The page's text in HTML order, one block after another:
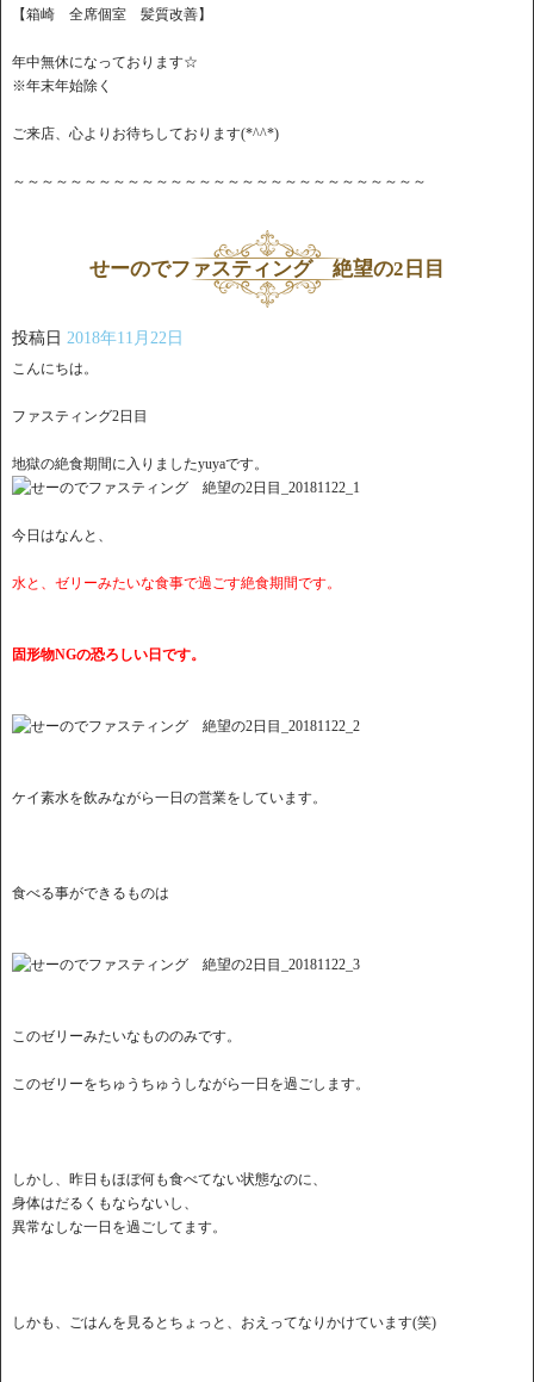
【箱崎 全席個室 髪質改善】
年中無休になっております☆
※年末年始除く
ご来店、心よりお待ちしております(*^^*)
～～～～～～～～～～～～～～～～～～～～～～～～～～～～～
せーのでファスティング 絶望の2日目
投稿日 2018年11月22日
こんにちは。
ファスティング2日目
地獄の絶食期間に入りましたyuyaです。
今日はなんと、
水と、ゼリーみたいな食事で過ごす絶食期間です。
固形物NGの恐ろしい日です。
ケイ素水を飲みながら一日の営業をしています。
食べる事ができるものは
このゼリーみたいなもののみです。
このゼリーをちゅうちゅうしながら一日を過ごします。
しかし、昨日もほぼ何も食べてない状態なのに、
身体はだるくもならないし、
異常なしな一日を過ごしてます。
しかも、ごはんを見るとちょっと、おえってなりかけています(笑)